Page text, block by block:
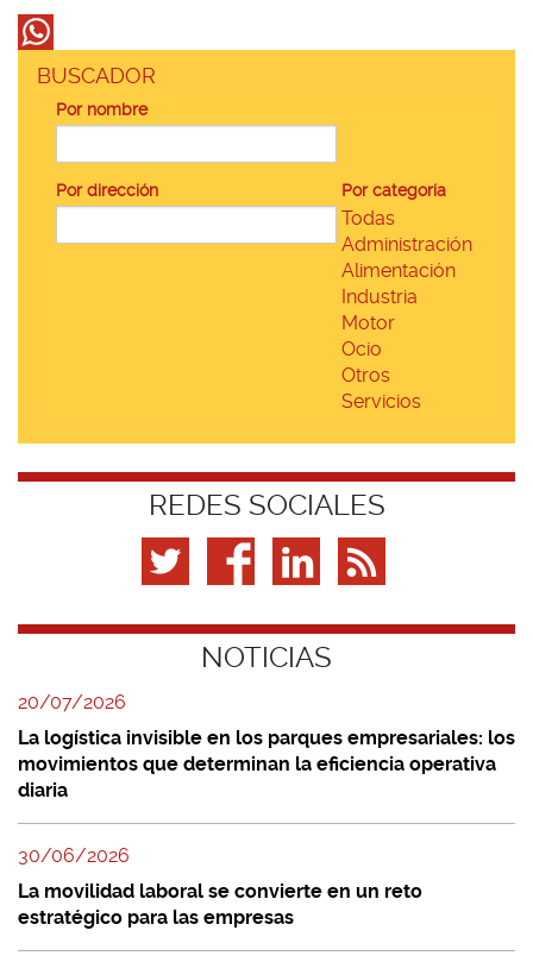
BUSCADOR
Por nombre
Por dirección Por categoría
Todas
Administración
Alimentación
Industria
Motor
Ocio
Otros
Servicios
REDES SOCIALES
NOTICIAS
20/07/2026
La logística invisible en los parques empresariales: los
movimientos que determinan la eficiencia operativa
diaria
30/06/2026
La movilidad laboral se convierte en un reto
estratégico para las empresas